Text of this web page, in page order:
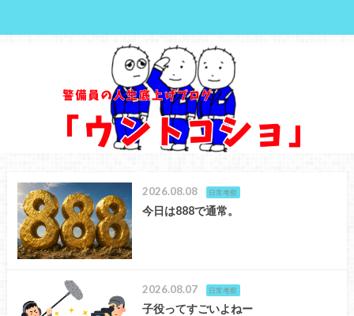
2026.08.08 日常考察
今日は888で通常。
2026.08.07 日常考察
子役ってすごいよねー